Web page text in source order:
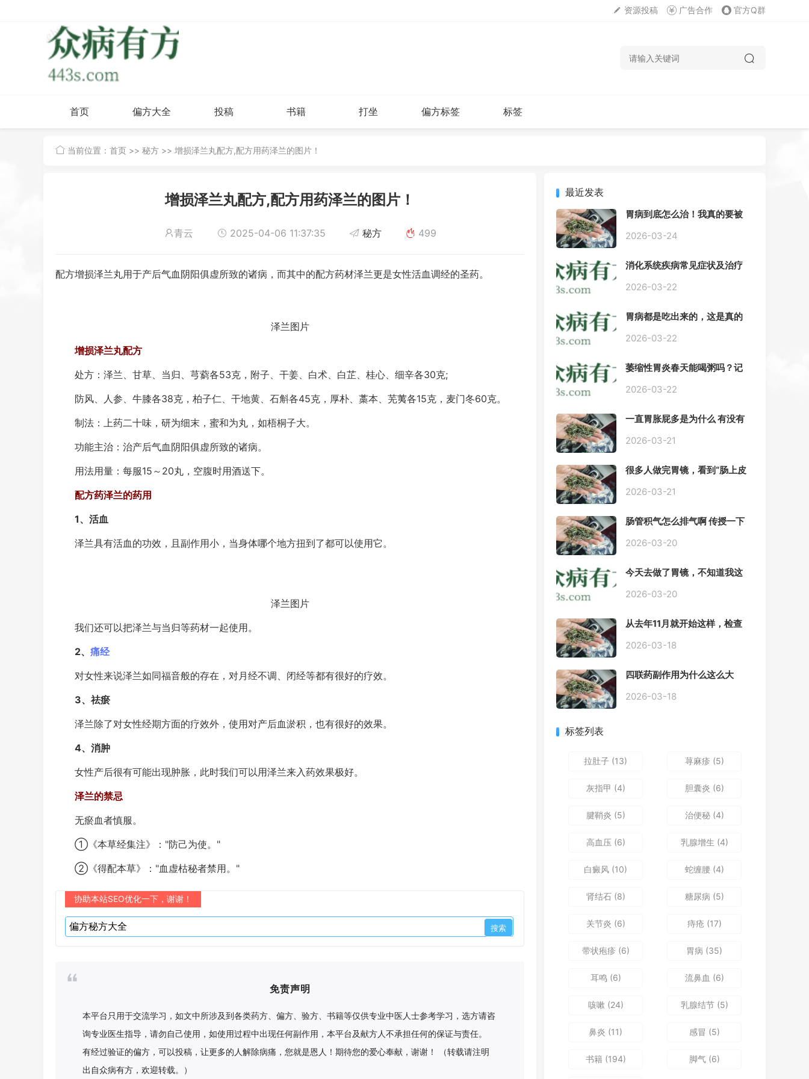
资源投稿 广告合作 官方Q群
首页 偏方大全 投稿 书籍 打坐 偏方标签 标签
当前位置： 首页 >> 秘方 >> 增损泽兰丸配方,配方用药泽兰的图片！
增损泽兰丸配方,配方用药泽兰的图片！
青云 2025-04-06 11:37:35 秘方 499
配方增损泽兰丸用于产后气血阴阳俱虚所致的诸病，而其中的配方药材泽兰更是女性活血调经的圣药。
泽兰图片
增损泽兰丸配方
处方：泽兰、甘草、当归、芎藭各53克，附子、干姜、白术、白芷、桂心、细辛各30克;
防风、人参、牛膝各38克，柏子仁、干地黄、石斛各45克，厚朴、藁本、芜荑各15克，麦门冬60克。
制法：上药二十味，研为细末，蜜和为丸，如梧桐子大。
功能主治：治产后气血阴阳俱虚所致的诸病。
用法用量：每服15～20丸，空腹时用酒送下。
配方药泽兰的药用
1、活血
泽兰具有活血的功效，且副作用小，当身体哪个地方扭到了都可以使用它。
泽兰图片
我们还可以把泽兰与当归等药材一起使用。
2、 痛经
对女性来说泽兰如同福音般的存在，对月经不调、闭经等都有很好的疗效。
3、祛瘀
泽兰除了对女性经期方面的疗效外，使用对产后血淤积，也有很好的效果。
4、消肿
女性产后很有可能出现肿胀，此时我们可以用泽兰来入药效果极好。
泽兰的禁忌
无瘀血者慎服。
①《本草经集注》："防己为使。"
②《得配本草》："血虚枯秘者禁用。"
协助本站SEO优化一下，谢谢！
免责声明
本平台只用于交流学习，如文中所涉及到各类药方、偏方、验方、书籍等仅供专业中医人士参考学习，选方请咨
询专业医生指导，请勿自己使用，如使用过程中出现任何副作用，本平台及献方人不承担任何的保证与责任。
有经过验证的偏方，可以投稿，让更多的人解除病痛，您就是恩人！期待您的爱心奉献，谢谢！ （转载请注明
出自众病有方，欢迎转载。）
最近发表
胃病到底怎么治！我真的要被
2026-03-24
消化系统疾病常见症状及治疗
案
2026-03-22
胃病都是吃出来的，这是真的
2026-03-22
萎缩性胃炎春天能喝粥吗？记
2026-03-22
一直胃胀屁多是为什么 有没有
2026-03-21
很多人做完胃镜，看到“肠上皮
己上网查又吓睡不着，到底严
2026-03-21
肠管积气怎么排气啊 传授一下
2026-03-20
今天去做了胃镜，不知道我这
2026-03-20
从去年11月就开始这样，检查
是轻微的胃炎，胃不疼，但是
感，打出来就好一些，还一直
打空嗝，各种药吃了都没效果
2026-03-18
四联药副作用为什么这么大
2026-03-18
标签列表
拉肚子 (13) 荨麻疹 (5)
灰指甲 (4) 胆囊炎 (6)
腱鞘炎 (5) 治便秘(4)
高血压(6) 乳腺增生 (4)
白癜风 (10) 蛇缠腰(4)
肾结石(8) 糖尿病 (5)
关节炎 (6) 痔疮 (17)
带状疱疹 (6) 胃病 (35)
耳鸣(6) 流鼻血 (6)
咳嗽 (24) 乳腺结节(5)
鼻炎 (11) 感冒 (5)
书籍(194) 脚气(6)